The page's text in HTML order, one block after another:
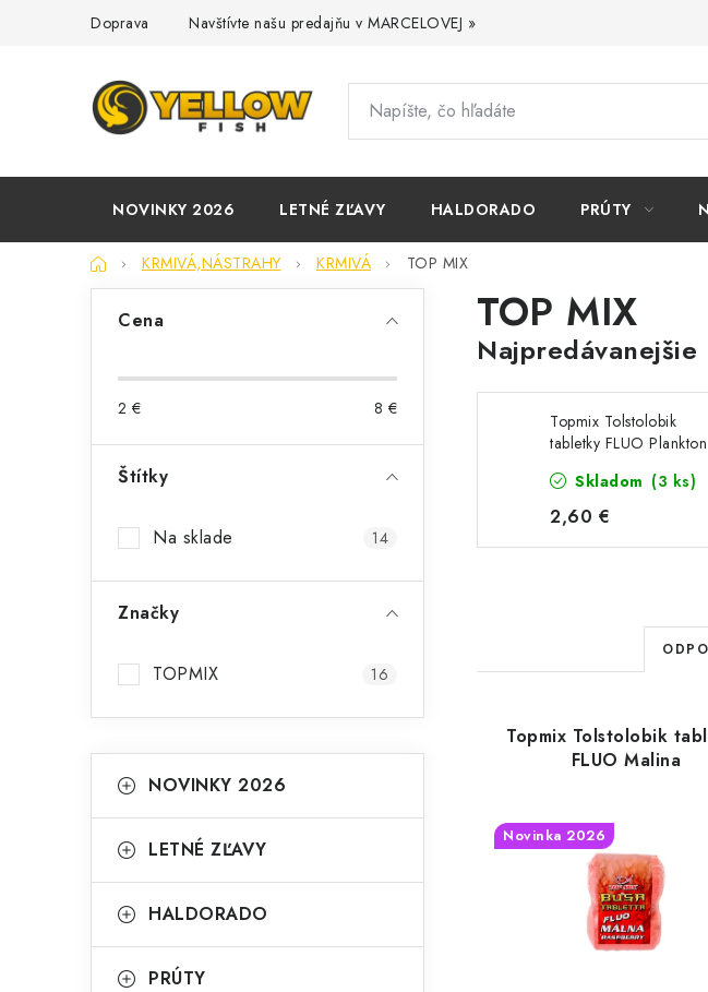
Doprava Navštívte našu predajňu v MARCELOVEJ »
NOVINKY 2026 LETNÉ ZĽAVY HALDORADO PRÚTY
DomovKRMIVÁ,NÁSTRAHY KRMIVÁ TOP MIX
n
n
Cena
2 € 8 €
Štítky
Na sklade 14
Značky
TOPMIX 16
kategórie
a
e
ó
NOVINKY 2026
LETNÉ ZĽAVY
HALDORADO
PRÚTY
TOP MIX
Najpredávanejšie
Topmix Tolstolobik
tabletky FLUO Plankton
Skladom (3 ks)
2,60 €
R
a
d
e
i
e
p
Topmix Tolstolobik
FLUO Malina
Novinka 2026